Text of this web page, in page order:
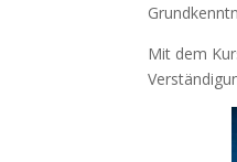
Mit dem